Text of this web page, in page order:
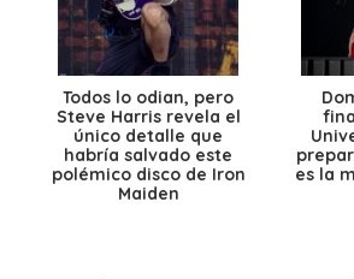
Todos lo odian, pero
Steve Harris revela el
único detalle que
habría salvado este
polémico disco de Iron
Maiden
es la